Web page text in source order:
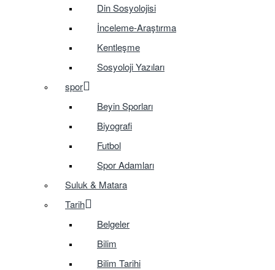
Din Sosyolojisi
İnceleme-Araştırma
Kentleşme
Sosyoloji Yazıları
spor
Beyin Sporları
Biyografi
Futbol
Spor Adamları
Suluk & Matara
Tarih
Belgeler
Bilim
Bilim Tarihi